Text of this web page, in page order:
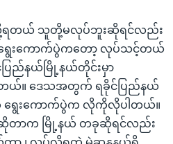
လို့ရတယ် သူတို့မလုပ်ဘူးဆိုရင်လည်း
ေးကောက်ပွဲကတော့ လုပ်သင့်တယ်
ပြည်နယ်မြို့နယ်တိုင်းမှာ
ါတယ်။ ဒေသအတွက် ရခိုင်ပြည်နယ်
ရွေးကောက်ပွဲက လိုကိုလိုပါတယ်။
ဆိုတာက မြို့နယ် တခုဆိုရင်လည်း